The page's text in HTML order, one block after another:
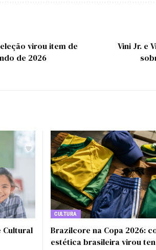
virou item de
de 2026
Vini Jr. e
Cultural
CULTURA
Brazilcore na Copa 2026:
estética brasileira virou